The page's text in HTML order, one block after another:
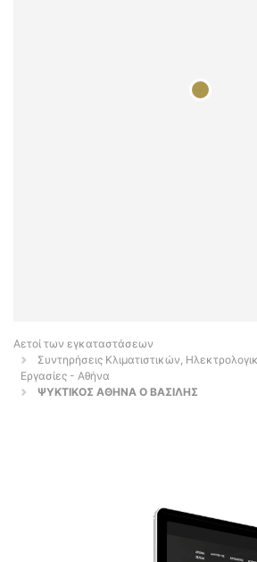
Αετοί των εγκαταστάσεων
Συντηρήσεις Κλιματιστικών,
Εργασίες - Αθήνα
ΨΥΚΤΙΚΟΣ ΑΘΗΝΑ Ο ΒΑΣΙΛΗΣ